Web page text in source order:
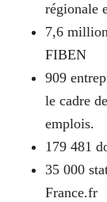
régionale
7,6
FIBEN
909
le cadre
emplois.
179 481
35 000
France.fr